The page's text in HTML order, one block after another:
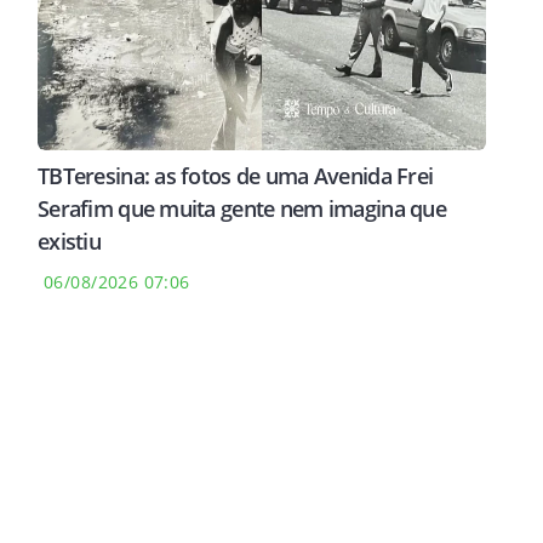
TBTeresina: as fotos de uma Avenida Frei
Serafim que muita gente nem imagina que
existiu
06/08/2026 07:06